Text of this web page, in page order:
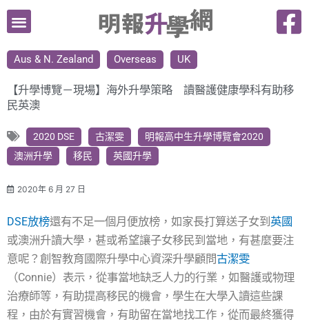
跳
要
容
Aus & N. Zealand Overseas UK
【升學博覽－現場】海外升學策略 讀醫護健康學科有助移
民英澳
2020 DSE 古潔雯
明報高中生升學博覽會2020
澳洲升學
移民 英國升學
2020年 6 月 27 日
DSE放榜還有不足一個月便放榜，如家長打算送子女到 英國
或澳洲升讀大學，甚或希望讓子女移民到當地，有甚麼要注
意呢？創智教育國際升學中心資深升學顧問古潔雯
（Connie）表示，從事當地缺乏人力的行業，如醫護或物理
治療師等，有助提高移民的機會，學生在大學入讀這些課
程，由於有實習機會，有助留在當地找工作，從而最終獲得